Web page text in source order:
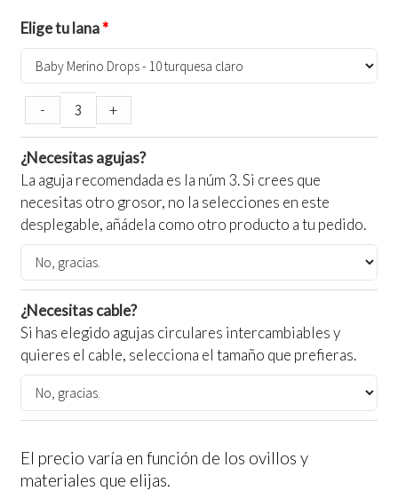
Elige tu lana
- +
¿Necesitas agujas?
La aguja recomendada es la núm 3. Si crees que
necesitas otro grosor, no la selecciones en este
desplegable, añádela como otro producto a tu pedido.
¿Necesitas cable?
Si has elegido agujas circulares intercambiables y
quieres el cable, selecciona el tamaño que prefieras.
El precio varía en función de los ovillos y
materiales que elijas.